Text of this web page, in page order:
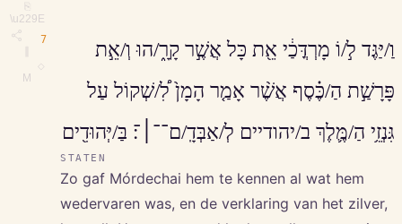
⎘
\u229E
M
7
וַ/יַּגֶּד ל֣/וֹ מָרְדֳּכַ֔י אֵ֖ת כָּל אֲשֶׁ֣ר קָרָ֑/הוּ וְ/אֵ֣ת
פָּרָשַׁ֣ת הַ/כֶּ֗סֶף אֲשֶׁ֨ר אָמַ֤ר הָמָן֙ לִ֠/שְׁקוֹל עַל
גִּנְזֵ֥י הַ/מֶּ֛לֶךְ ב/יהודיים לְ/אַבְּדָֽ/ם־־׀־׃ בַּ/יְּהוּדִ֖ים
STATEN
Zo gaf Mórdechai hem te kennen al wat hem
wedervaren was, en de verklaring van het zilver,